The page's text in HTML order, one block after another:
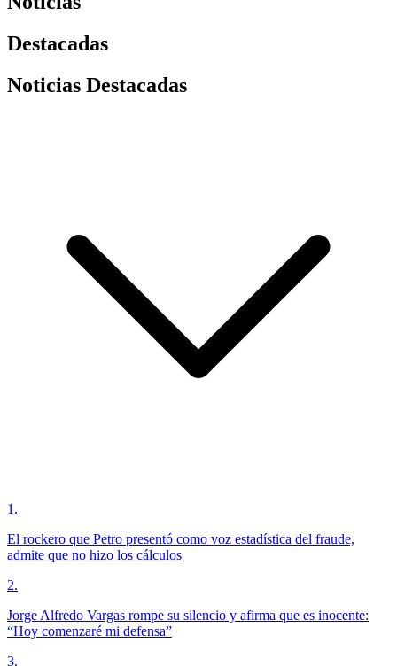
Destacadas
Noticias Destacadas
1 .
El rockero que Petro presentó como voz estadística del fraude,
admite que no hizo los cálculos
2.
Jorge Alfredo Vargas rompe su silencio y afirma que es inocente:
“Hoy comenzaré mi defensa”
3.